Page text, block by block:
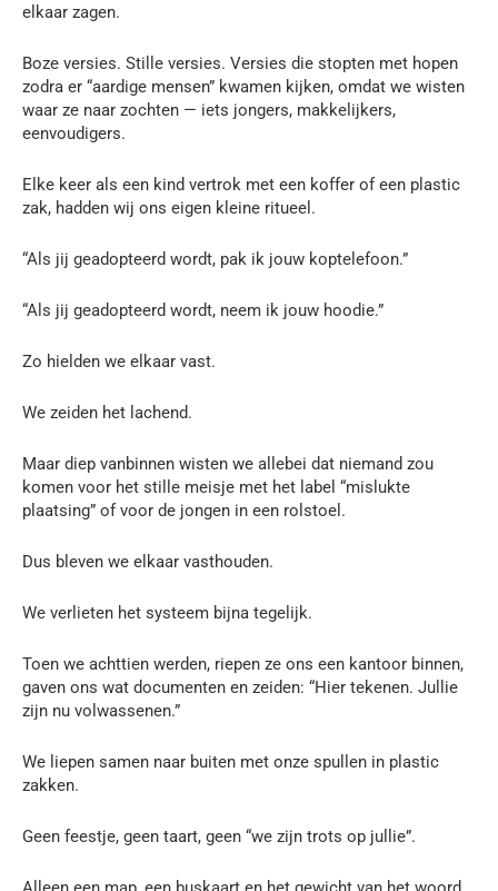
elkaar zagen.
Boze versies. Stille versies. Versies die stopten met hopen
zodra er “aardige mensen” kwamen kijken, omdat we wisten
waar ze naar zochten — iets jongers, makkelijkers,
eenvoudigers.
Elke keer als een kind vertrok met een koffer of een plastic
zak, hadden wij ons eigen kleine ritueel.
“Als jij geadopteerd wordt, pak ik jouw koptelefoon.”
“Als jij geadopteerd wordt, neem ik jouw hoodie.”
Zo hielden we elkaar vast.
We zeiden het lachend.
Maar diep vanbinnen wisten we allebei dat niemand zou
komen voor het stille meisje met het label “mislukte
plaatsing” of voor de jongen in een rolstoel.
Dus bleven we elkaar vasthouden.
We verlieten het systeem bijna tegelijk.
Toen we achttien werden, riepen ze ons een kantoor binnen,
gaven ons wat documenten en zeiden: “Hier tekenen. Jullie
zijn nu volwassenen.”
We liepen samen naar buiten met onze spullen in plastic
zakken.
Geen feestje, geen taart, geen “we zijn trots op jullie”.